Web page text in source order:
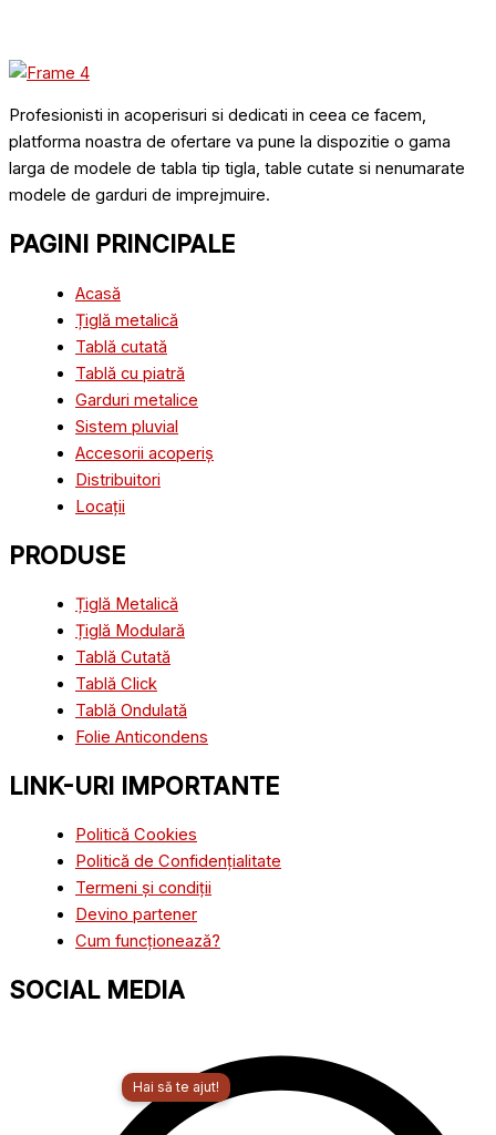
Profesionisti in acoperisuri si dedicati in ceea ce facem,
platforma noastra de ofertare va pune la dispozitie o gama
larga de modele de tabla tip tigla, table cutate si nenumarate
modele de garduri de imprejmuire.
PAGINI PRINCIPALE
Acasă
Țiglă metalică
Tablă cutată
Tablă cu piatră
Garduri metalice
Sistem pluvial
Accesorii acoperiș
Distribuitori
Locații
PRODUSE
Țiglă Metalică
Țiglă Modulară
Tablă Cutată
Tablă Click
Tablă Ondulată
Folie Anticondens
LINK-URI IMPORTANTE
Politică Cookies
Politică de Confidențialitate
Termeni și condiții
Devino partener
Cum funcționează?
SOCIAL MEDIA